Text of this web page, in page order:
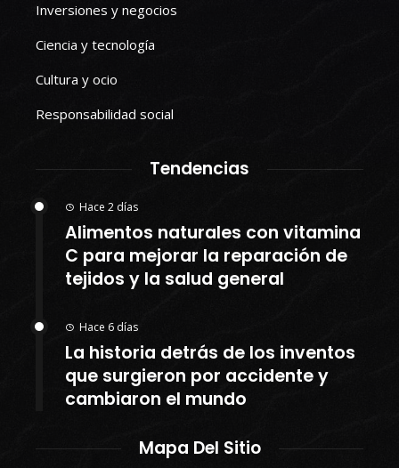
Inversiones y negocios
Ciencia y tecnología
Cultura y ocio
Responsabilidad social
Tendencias
Hace 2 días
Alimentos naturales con vitamina
C para mejorar la reparación de
tejidos y la salud general
Hace 6 días
La historia detrás de los inventos
que surgieron por accidente y
cambiaron el mundo
Mapa Del Sitio